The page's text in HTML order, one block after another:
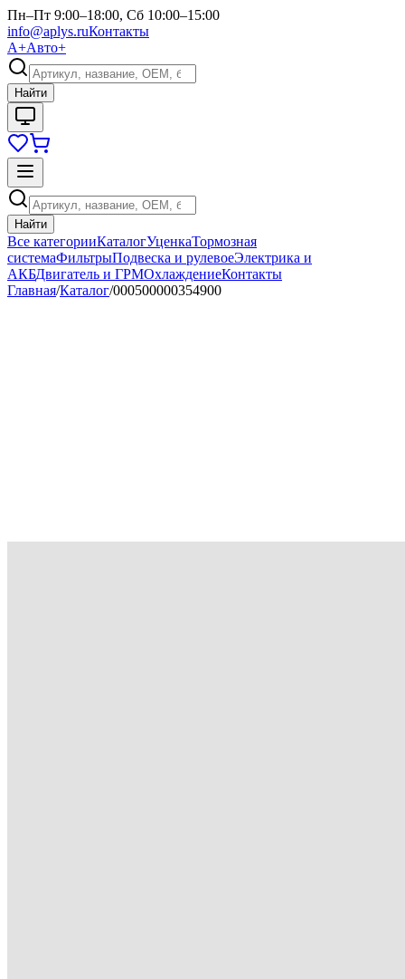
Пн–Пт 9:00–18:00, Сб 10:00–15:00
info@aplys.ruКонтакты
А+Авто+
Найти
Найти
Все категорииКаталогУценкаТормозная
системаФильтрыПодвеска и рулевоеЭлектрика и
АКБДвигатель и ГРМОхлаждениеКонтакты
Главная/Каталог/000500000354900